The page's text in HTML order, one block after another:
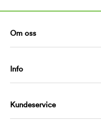
Om oss
Info
Kundeservice